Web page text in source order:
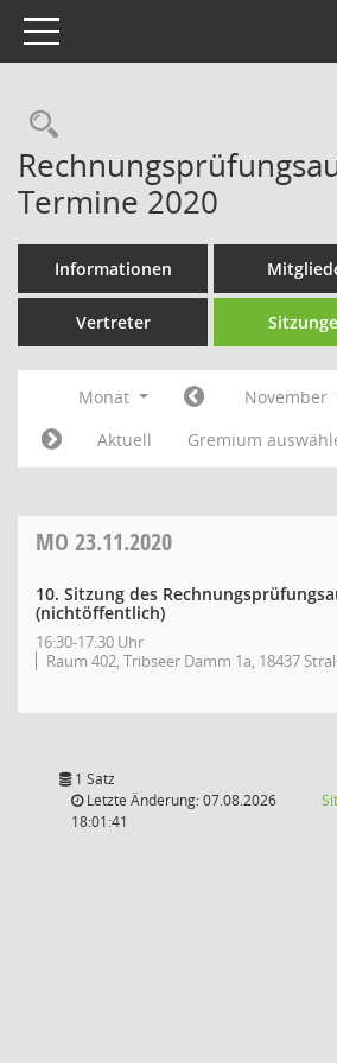
Toggle navigation
Rechercheauswahl
Termine 2020
Informationen
Vertreter
Monat November
Aktuell
Gremium
MO 23.11.2020
10. Sitzung des
(nichtöffentlich)
16:30-17:30 Uhr
Raum 402, Tribseer Damm 1a, 18437
1 Satz
Letzte Änderung: 07.08.2026
18:01:41